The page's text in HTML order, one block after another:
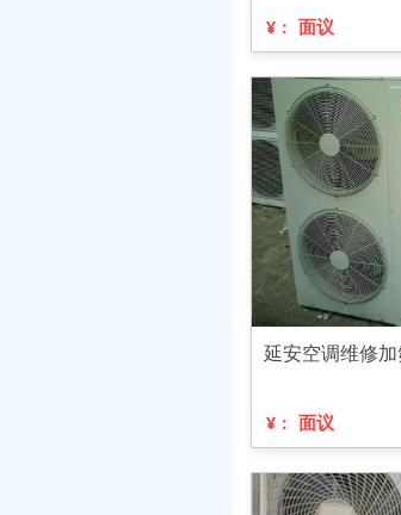
¥： 面议
延安空调维修
¥： 面议